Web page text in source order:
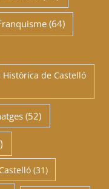
(64)
de Castelló
(52)
(31)